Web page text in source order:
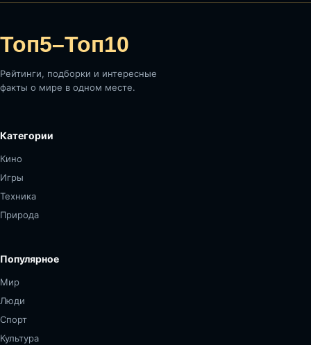
Топ5–Топ10
Рейтинги, подборки и интересные
факты о мире в одном месте.
Категории
Кино
Игры
Техника
Природа
Популярное
Мир
Люди
Спорт
Культура